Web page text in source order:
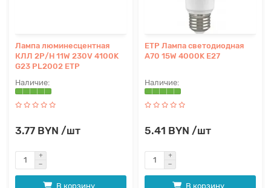
Лампа люминесцентная
КЛЛ 2Р/Н 11W 230V 4100K
G23 PL2002 ETP
3.77 BYN /шт
В корзину
ETP Лампа светодиодная
A70 15W 4000K E27
5.41 BYN /шт
В корзину